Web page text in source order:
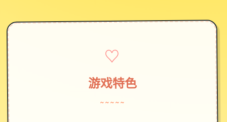
♡
游戏特色
~~~~~